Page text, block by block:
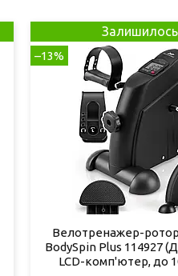
Залишилось
–13%
Велотренажер-
BodySpin Plus 114927
LCD-комп'ютер, до